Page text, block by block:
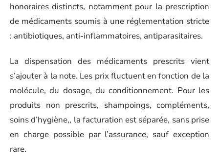
honoraires distincts, notamment pour la prescription
de médicaments soumis à une réglementation stricte
: antibiotiques, anti-inflammatoires, antiparasitaires.
La dispensation des médicaments prescrits vient
s’ajouter à la note. Les prix fluctuent en fonction de la
molécule, du dosage, du conditionnement. Pour les
produits non prescrits, shampoings, compléments,
soins d’hygiène,, la facturation est séparée, sans prise
en charge possible par l’assurance, sauf exception
rare.